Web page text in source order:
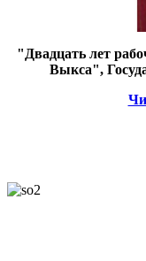
"Двадцать лет
Выкса",